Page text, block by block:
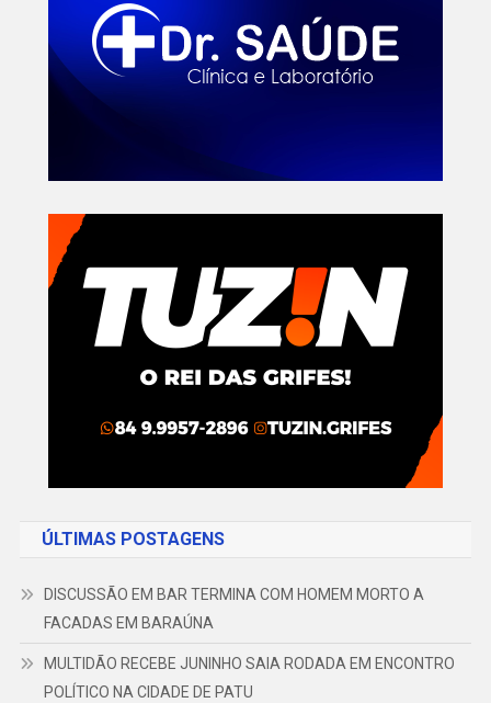
ÚLTIMAS POSTAGENS
DISCUSSÃO EM BAR TERMINA COM HOMEM MORTO A
FACADAS EM BARAÚNA
MULTIDÃO RECEBE JUNINHO SAIA RODADA EM ENCONTRO
POLÍTICO NA CIDADE DE PATU